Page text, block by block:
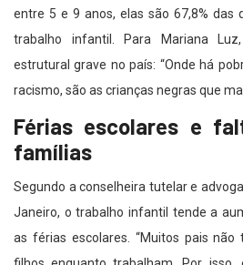
entre 5 e 9 anos, elas são 67,8% das
trabalho infantil. Para Mariana
estrutural grave no país: “Onde há
racismo, são as crianças negras que
Férias escolares e
famílias
Segundo a conselheira tutelar e
Janeiro, o trabalho infantil tende a
as férias escolares. “Muitos pais